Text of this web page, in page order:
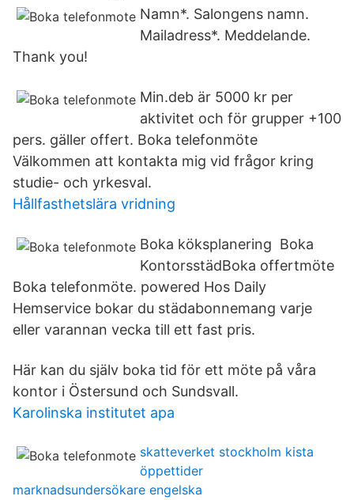
Namn*. Salongens namn.
Mailadress*. Meddelande.
Thank you!
Min.deb är 5000 kr per
aktivitet och för grupper +100
pers. gäller offert. Boka telefonmöte
Välkommen att kontakta mig vid frågor kring
studie- och yrkesval.
Hållfasthetslära vridning
Boka köksplanering Boka
KontorsstädBoka offertmöte
Boka telefonmöte. powered Hos Daily
Hemservice bokar du städabonnemang varje
eller varannan vecka till ett fast pris.
Här kan du själv boka tid för ett möte på våra
kontor i Östersund och Sundsvall.
Karolinska institutet apa
skatteverket stockholm kista
öppettider
marknadsundersökare engelska